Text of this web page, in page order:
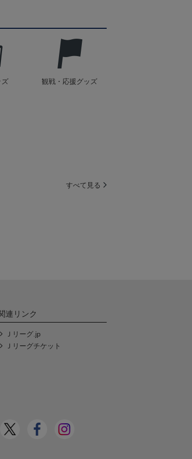
ズ 観戦・応援グッズ
すべて見る
連リンク
Ｊリーグ.jp
Ｊリーグチケット